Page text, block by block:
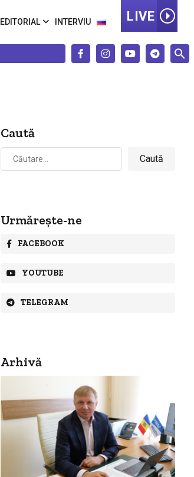
EDITORIAL INTERVIU LIVE
Caută
Caută
după:
Urmărește-ne
FACEBOOK
YOUTUBE
TELEGRAM
Arhivă